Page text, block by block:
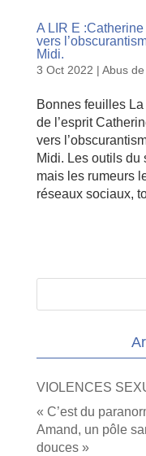
A LIR E
vers
Midi.
3 Oct 2022 | Abus
Bonnes feuilles
de l’esprit
vers
Midi. Les outils du
mais les rumeurs
réseaux sociaux,
VIOLENCES
« C’est du
Amand, un pôle
douces »